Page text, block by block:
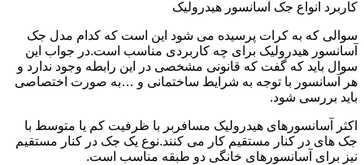
کاربرد انواع جک آسانسور هیدرولیک
سوالی که به کرات پرسیده می شود این است که کدام مدل جک
آسانسور هیدرولیک برای چه کاربردی مناسب است.در جواب این
سوال باید که گفت که قانونی مشخصی در این رابطه وجود ندارد و
هر آسانسور با توجه به شرایط ساختمانی و …به صورت اختصاصی
باید بررسی شود.
اکثر آسانسورهای هیدرولیک مسافربر با ظرفیت کم یا متوسط با
جک های در کنار مستقیم کار می کنند.نوع یک جک در کنار مستقیم
نیز برای آسانسورهای خانگی دو طبقه مناسب است.